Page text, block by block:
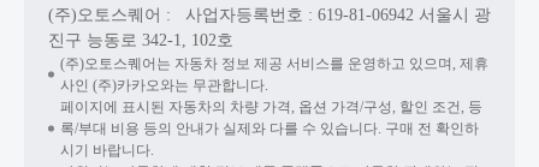
(주)오토스퀘어 : 사업자등록번호 : 619-81-06942 서울시 광
진구 능동로 342-1, 102호
(주)오토스퀘어는 자동차 정보 제공 서비스를 운영하고 있으며, 제휴
사인 (주)카카오와는 무관합니다.
페이지에 표시된 자동차의 차량 가격, 옵션 가격/구성, 할인 조건, 등
록/부대 비용 등의 안내가 실제와 다를 수 있습니다. 구매 전 확인하
시기 바랍니다.